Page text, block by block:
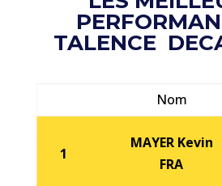
TALENCE
Nom
1
MAYER Kevin
FRA